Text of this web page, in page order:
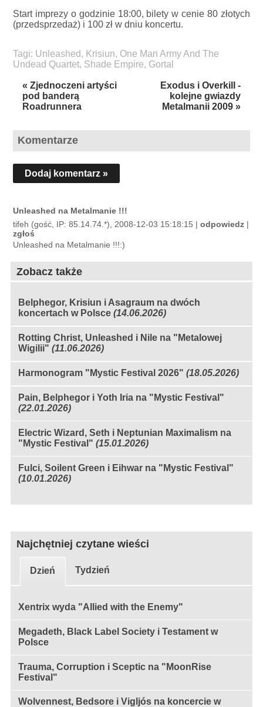
Start imprezy o godzinie 18:00, bilety w cenie 80 złotych
(przedsprzedaż) i 100 zł w dniu koncertu.
Tagi: Unleashed, Krisiun, One Man Army And The
Undead Quartet, Shade Empire, Gortal
« Zjednoczeni artyści
pod banderą
Roadrunnera
Exodus i Overkill -
kolejne gwiazdy
Metalmanii 2009 »
Komentarze
Dodaj komentarz »
Unleashed na Metalmanie !!!
tifeh (gość, IP: 85.14.74.*), 2008-12-03 15:18:15 |odpowiedz |
zgłoś
Unleashed na Metalmanie !!!:)
Zobacz także
Belphegor, Krisiun i Asagraum na dwóch
koncertach w Polsce (14.06.2026)
Rotting Christ, Unleashed i Nile na "Metalowej
Wigilii" (11.06.2026)
Harmonogram "Mystic Festival 2026" (18.05.2026)
Pain, Belphegor i Yoth Iria na "Mystic Festival"
(22.01.2026)
Electric Wizard, Seth i Neptunian Maximalism na
"Mystic Festival" (15.01.2026)
Fulci, Soilent Green i Eihwar na "Mystic Festival"
(10.01.2026)
Najchętniej czytane wieści
Dzień Tydzień
Xentrix wyda "Allied with the Enemy"
Megadeth, Black Label Society i Testament w
Polsce
Trauma, Corruption i Sceptic na "MoonRise
Festival"
Wolvennest, Bedsore i Vigljós na koncercie w